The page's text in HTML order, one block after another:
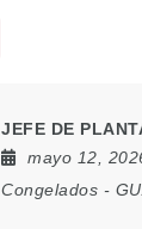
JEFE DE
mayo 12,
Congelados -